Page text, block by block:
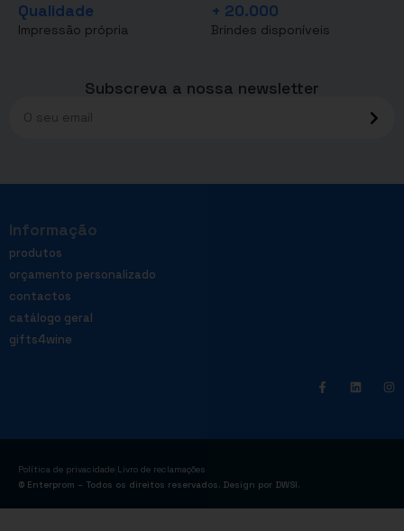
Qualidade
Impressão própria
+ 20.000
Brindes disponíveis
Subscreva a nossa newsletter
Informação
produtos
orçamento personalizado
contactos
catálogo geral
gifts4wine
Política de privacidade Livro de reclamações
© Enterprom – Todos os direitos reservados. Design por DWSI.